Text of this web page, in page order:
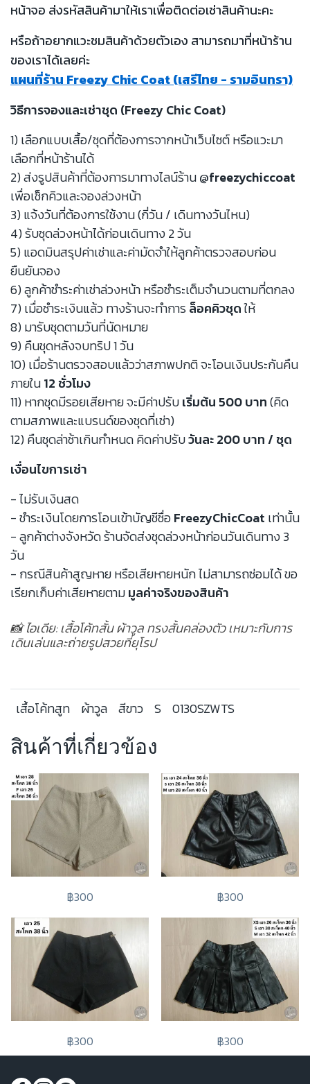
หน้าจอ ส่งรหัสสินค้ามาให้เราเพื่อติดต่อเช่าสินค้านะคะ
หรือถ้าอยากแวะชมสินค้าด้วยตัวเอง สามารถมาที่หน้าร้าน
ของเราได้เลยค่ะ
แผนที่ร้าน Freezy Chic Coat (เสรีไทย - รามอินทรา)
วิธีการจองและเช่าชุด (Freezy Chic Coat)
1) เลือกแบบเสื้อ/ชุดที่ต้องการจากหน้าเว็บไซต์ หรือแวะมา
เลือกที่หน้าร้านได้
2) ส่งรูปสินค้าที่ต้องการมาทางไลน์ร้าน@freezychiccoat
เพื่อเช็กคิวและจองล่วงหน้า
3) แจ้งวันที่ต้องการใช้งาน (กี่วัน / เดินทางวันไหน)
4) รับชุดล่วงหน้าได้ก่อนเดินทาง 2 วัน
5) แอดมินสรุปค่าเช่าและค่ามัดจำให้ลูกค้าตรวจสอบก่อน
ยืนยันจอง
6) ลูกค้าชำระค่าเช่าล่วงหน้า หรือชำระเต็มจำนวนตามที่ตกลง
7) เมื่อชำระเงินแล้ว ทางร้านจะทำการล็อคคิวชุดให้
8) มารับชุดตามวันที่นัดหมาย
9) คืนชุดหลังจบทริป 1 วัน
10) เมื่อร้านตรวจสอบแล้วว่าสภาพปกติ จะโอนเงินประกันคืน
ภายใน12 ชั่วโมง
11) หากชุดมีรอยเสียหาย จะมีค่าปรับเริ่มต้น 500 บาท(คิด
ตามสภาพและแบรนด์ของชุดที่เช่า)
12) คืนชุดล่าช้าเกินกำหนด คิดค่าปรับวันละ 200 บาท / ชุด
เงื่อนไขการเช่า
- ไม่รับเงินสด
- ชำระเงินโดยการโอนเข้าบัญชีชื่อFreezyChicCoat เท่านั้น
- ลูกค้าต่างจังหวัด ร้านจัดส่งชุดล่วงหน้าก่อนวันเดินทาง 3
วัน
- กรณีสินค้าสูญหาย หรือเสียหายหนัก ไม่สามารถซ่อมได้ ขอ
เรียกเก็บค่าเสียหายตามมูลค่าจริงของสินค้า
📸 ไอเดีย: เสื้อโค้ทสั้น ผ้าวูล ทรงสั้นคล่องตัว เหมาะกับการ
เดินเล่นและถ่ายรูปสวยที่ยุโรป
เสื้อโค้ทสูท ผ้าวูล สีขาว S 0130SZWTS
สินค้าที่เกี่ยวข้อง
฿300 ฿300
฿300 ฿300